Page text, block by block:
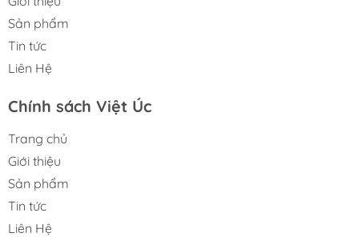
Email : chemecalsvietuc@gmail.com
Fanpage :
Việt Úc
hành cùng sự thành công của Quý khách!
Sản phẩm
Tin tức
Liên Hệ
Chính sách Việt Úc
Trang chủ
Giới thiệu
Sản phẩm
Tin tức
Liên Hệ